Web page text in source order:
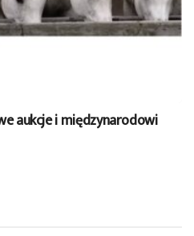
aukcje i międzynarodowi